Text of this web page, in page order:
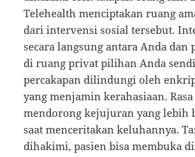
Telehealth menciptakan ruang
dari intervensi sosial tersebut.
secara langsung antara Anda dan
di ruang privat pilihan Anda
percakapan dilindungi oleh
yang menjamin kerahasiaan.
mendorong kejujuran yang lebih
saat menceritakan keluhannya.
dihakimi, pasien bisa membuka